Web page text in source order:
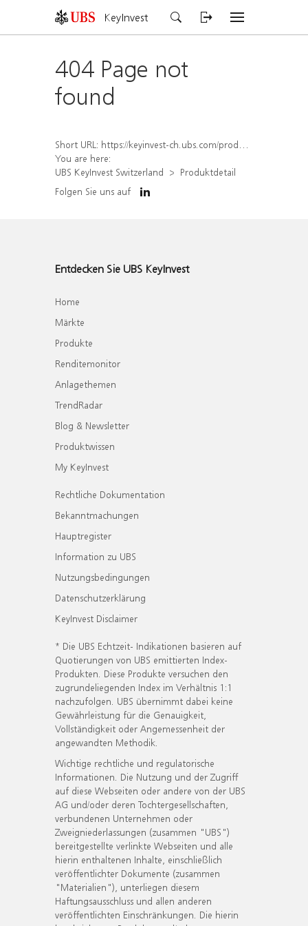
KeyInvest
404 Page not
found
Short URL: https://keyinvest-ch.ubs.com/produkt/detail/index/isin/CH1561482337
You are here:
UBS KeyInvest Switzerland
Produktdetail
Folgen Sie uns auf
Entdecken Sie UBS KeyInvest
Home
Märkte
Produkte
Renditemonitor
Anlagethemen
TrendRadar
Blog & Newsletter
Produktwissen
My KeyInvest
Rechtliche Dokumentation
Bekanntmachungen
Hauptregister
Information zu UBS
Nutzungsbedingungen
Datenschutzerklärung
KeyInvest Disclaimer
* Die UBS Echtzeit- Indikationen basieren auf
Quotierungen von UBS emittierten Index-
Produkten. Diese Produkte versuchen den
zugrundeliegenden Index im Verhältnis 1:1
nachzufolgen. UBS übernimmt dabei keine
Gewährleistung für die Genauigkeit,
Vollständigkeit oder Angemessenheit der
angewandten Methodik.
Wichtige rechtliche und regulatorische
Informationen. Die Nutzung und der Zugriff
auf diese Webseiten oder andere von der UBS
AG und/oder deren Tochtergesellschaften,
verbundenen Unternehmen oder
Zweigniederlassungen (zusammen "UBS")
bereitgestellte verlinkte Webseiten und alle
hierin enthaltenen Inhalte, einschließlich
veröffentlichter Dokumente (zusammen
"Materialien"), unterliegen diesem
Haftungsausschluss und allen anderen
veröffentlichten Einschränkungen. Die hierin